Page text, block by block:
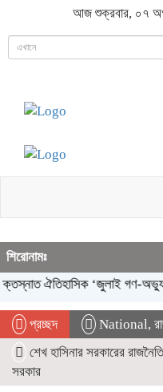
আজ শুক্রবার, ০৭
শিরোনামঃ
‌‘জুলাই গণ-অভ্যুত্থান
প্রচ্ছদ National,
শেখ হাসিনার সরকারের
সরকার